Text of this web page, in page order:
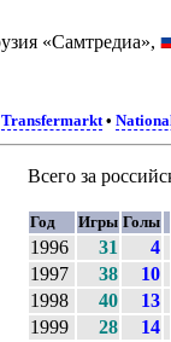
«Самтредиа»,
Transfermarkt•
Всего за
Год Игры Голы
1996 31 4
1997
38 10
1998
40 13
1999
28 14